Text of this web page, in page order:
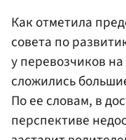
Как отметила
совета по
у перевозчиков
сложились
По ее словам, в
перспективе